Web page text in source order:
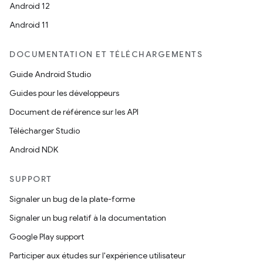
Android 12
Android 11
DOCUMENTATION ET TÉLÉCHARGEMENTS
Guide Android Studio
Guides pour les développeurs
Document de référence sur les API
Télécharger Studio
Android NDK
SUPPORT
Signaler un bug de la plate-forme
Signaler un bug relatif à la documentation
Google Play support
Participer aux études sur l'expérience utilisateur